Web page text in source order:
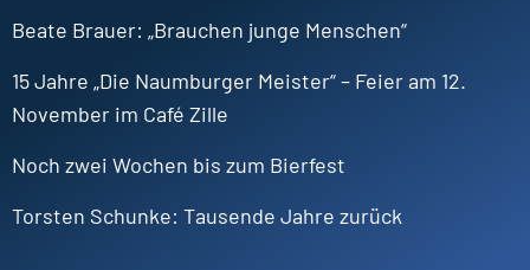
Beate Brauer „Brauchen junge Menschen“
15 Jahre „Die Naumburger Meister“ – Feier am 12.
November im Café Zille
Noch zwei Wochen bis zum Bierfest
Torsten Schunke Tausende Jahre zurück